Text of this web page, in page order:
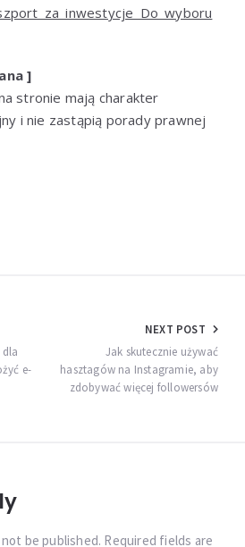
]
stronie mają charakter
i nie zastąpią porady prawnej
e-
NEXT POST
Jak skutecznie używać
hasztagów na Instagramie, aby
zdobywać więcej followersów
be published. Required fields are